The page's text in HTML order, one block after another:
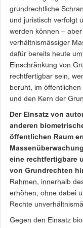
grundrechtliche
und juristisch verfolgt
werden können –
verhältnismässiger
dafür bereits heute
Einschränkung von
rechtfertigbar sein,
beruht, im
und den Kern der
Der Einsatz von
anderen
öffentlichen Raum
eine rechtfertigbare
von Grundrechten
Rahmen, innerhalb
erhöhen, ohne dabei
Rechte
Gegen den Einsatz